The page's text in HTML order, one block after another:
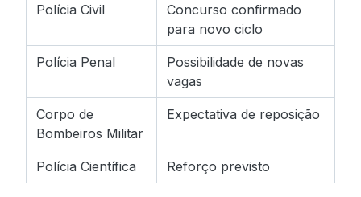
Polícia Civil
Concurso confirmado
para novo ciclo
Polícia Penal
Possibilidade de novas
vagas
Corpo de
Bombeiros Militar
Expectativa de reposição
Polícia Científica Reforço previsto